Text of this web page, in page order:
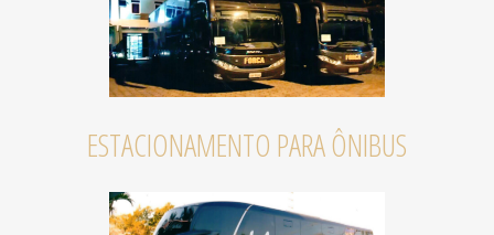
ESTACIONAMENTO PARA ÔNIBUS